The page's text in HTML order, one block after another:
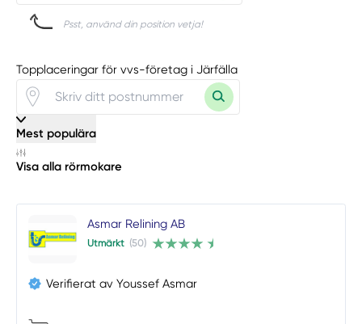
Psst, använd din position vetja!
Topplaceringar för vvs-företag i Järfälla
Mest populära
Visa alla rörmokare
Asmar Relining AB
Utmärkt (50)
Verifierat av Youssef Asmar